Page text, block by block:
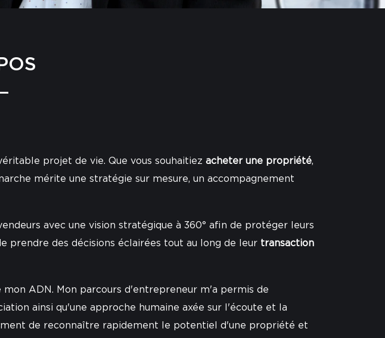
projet de vie. Que vous souhaitiez acheter une propriété,
mérite une stratégie sur mesure, un accompagnement
avec une vision stratégique à 360° afin de protéger leurs
des décisions éclairées tout au long de leur transaction
ADN. Mon parcours d'entrepreneur m'a permis de
ainsi qu'une approche humaine axée sur l'écoute et la
de reconnaître rapidement le potentiel d'une propriété et